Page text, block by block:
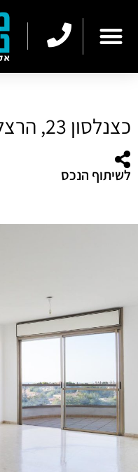
כצנלסון 23, הרצליה – נמכר
לשיתוף הנכס